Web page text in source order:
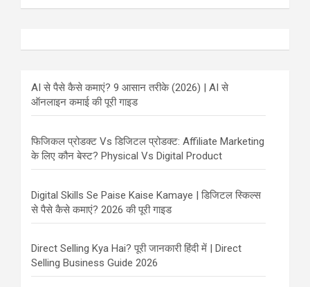
AI से पैसे कैसे कमाएं? 9 आसान तरीके (2026) | AI से
ऑनलाइन कमाई की पूरी गाइड
फिजिकल प्रोडक्ट Vs डिजिटल प्रोडक्ट: Affiliate Marketing
के लिए कौन बेस्ट? Physical Vs Digital Product
Digital Skills Se Paise Kaise Kamaye | डिजिटल स्किल्स
से पैसे कैसे कमाएं? 2026 की पूरी गाइड
Direct Selling Kya Hai? पूरी जानकारी हिंदी में | Direct
Selling Business Guide 2026